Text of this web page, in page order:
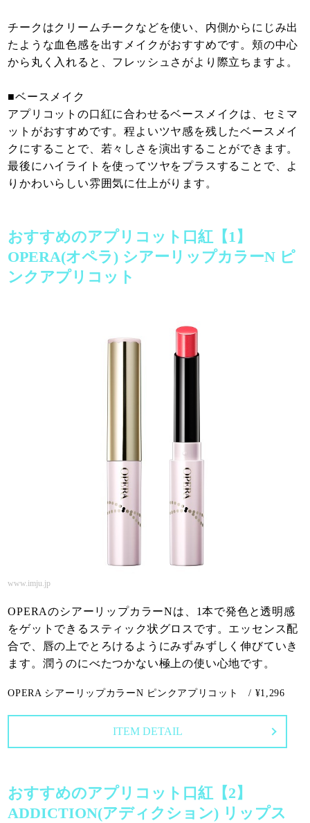
チークはクリームチークなどを使い、内側からにじみ出
たような血色感を出すメイクがおすすめです。頬の中心
から丸く入れると、フレッシュさがより際立ちますよ。
■ベースメイク
アプリコットの口紅に合わせるベースメイクは、セミマ
ットがおすすめです。程よいツヤ感を残したベースメイ
クにすることで、若々しさを演出することができます。
最後にハイライトを使ってツヤをプラスすることで、よ
りかわいらしい雰囲気に仕上がります。
おすすめのアプリコット口紅【1】
OPERA(オペラ) シアーリップカラーN ピ
ンクアプリコット
www.imju.jp
OPERAのシアーリップカラーNは、1本で発色と透明感
をゲットできるスティック状グロスです。エッセンス配
合で、唇の上でとろけるようにみずみずしく伸びていき
ます。潤うのにべたつかない極上の使い心地です。
OPERA シアーリップカラーN ピンクアプリコット / ¥1,296
ITEM DETAIL
おすすめのアプリコット口紅【2】
ADDICTION(アディクション) リップス